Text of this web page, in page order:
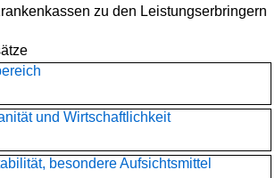
zu den Leistungserbringern
und Wirtschaftlichkeit
besondere Aufsichtsmittel